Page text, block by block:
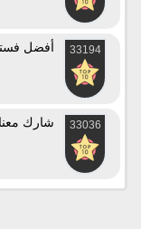
33194 أفضل
33036 شارك